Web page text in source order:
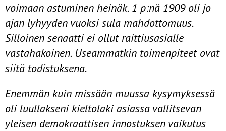
voimaan astuminen heinäk. 1 p:nä 1909 oli jo
ajan lyhyyden vuoksi sula mahdottomuus.
Silloinen senaatti ei ollut raittiusasialle
vastahakoinen. Useammatkin toimenpiteet ovat
siitä todis­tuksena.
Enemmän kuin missään muussa kysymyksessä
oli luullakseni kieltolaki­ asiassa vallitsevan
yleisen demokraattisen innostuksen vaikutus